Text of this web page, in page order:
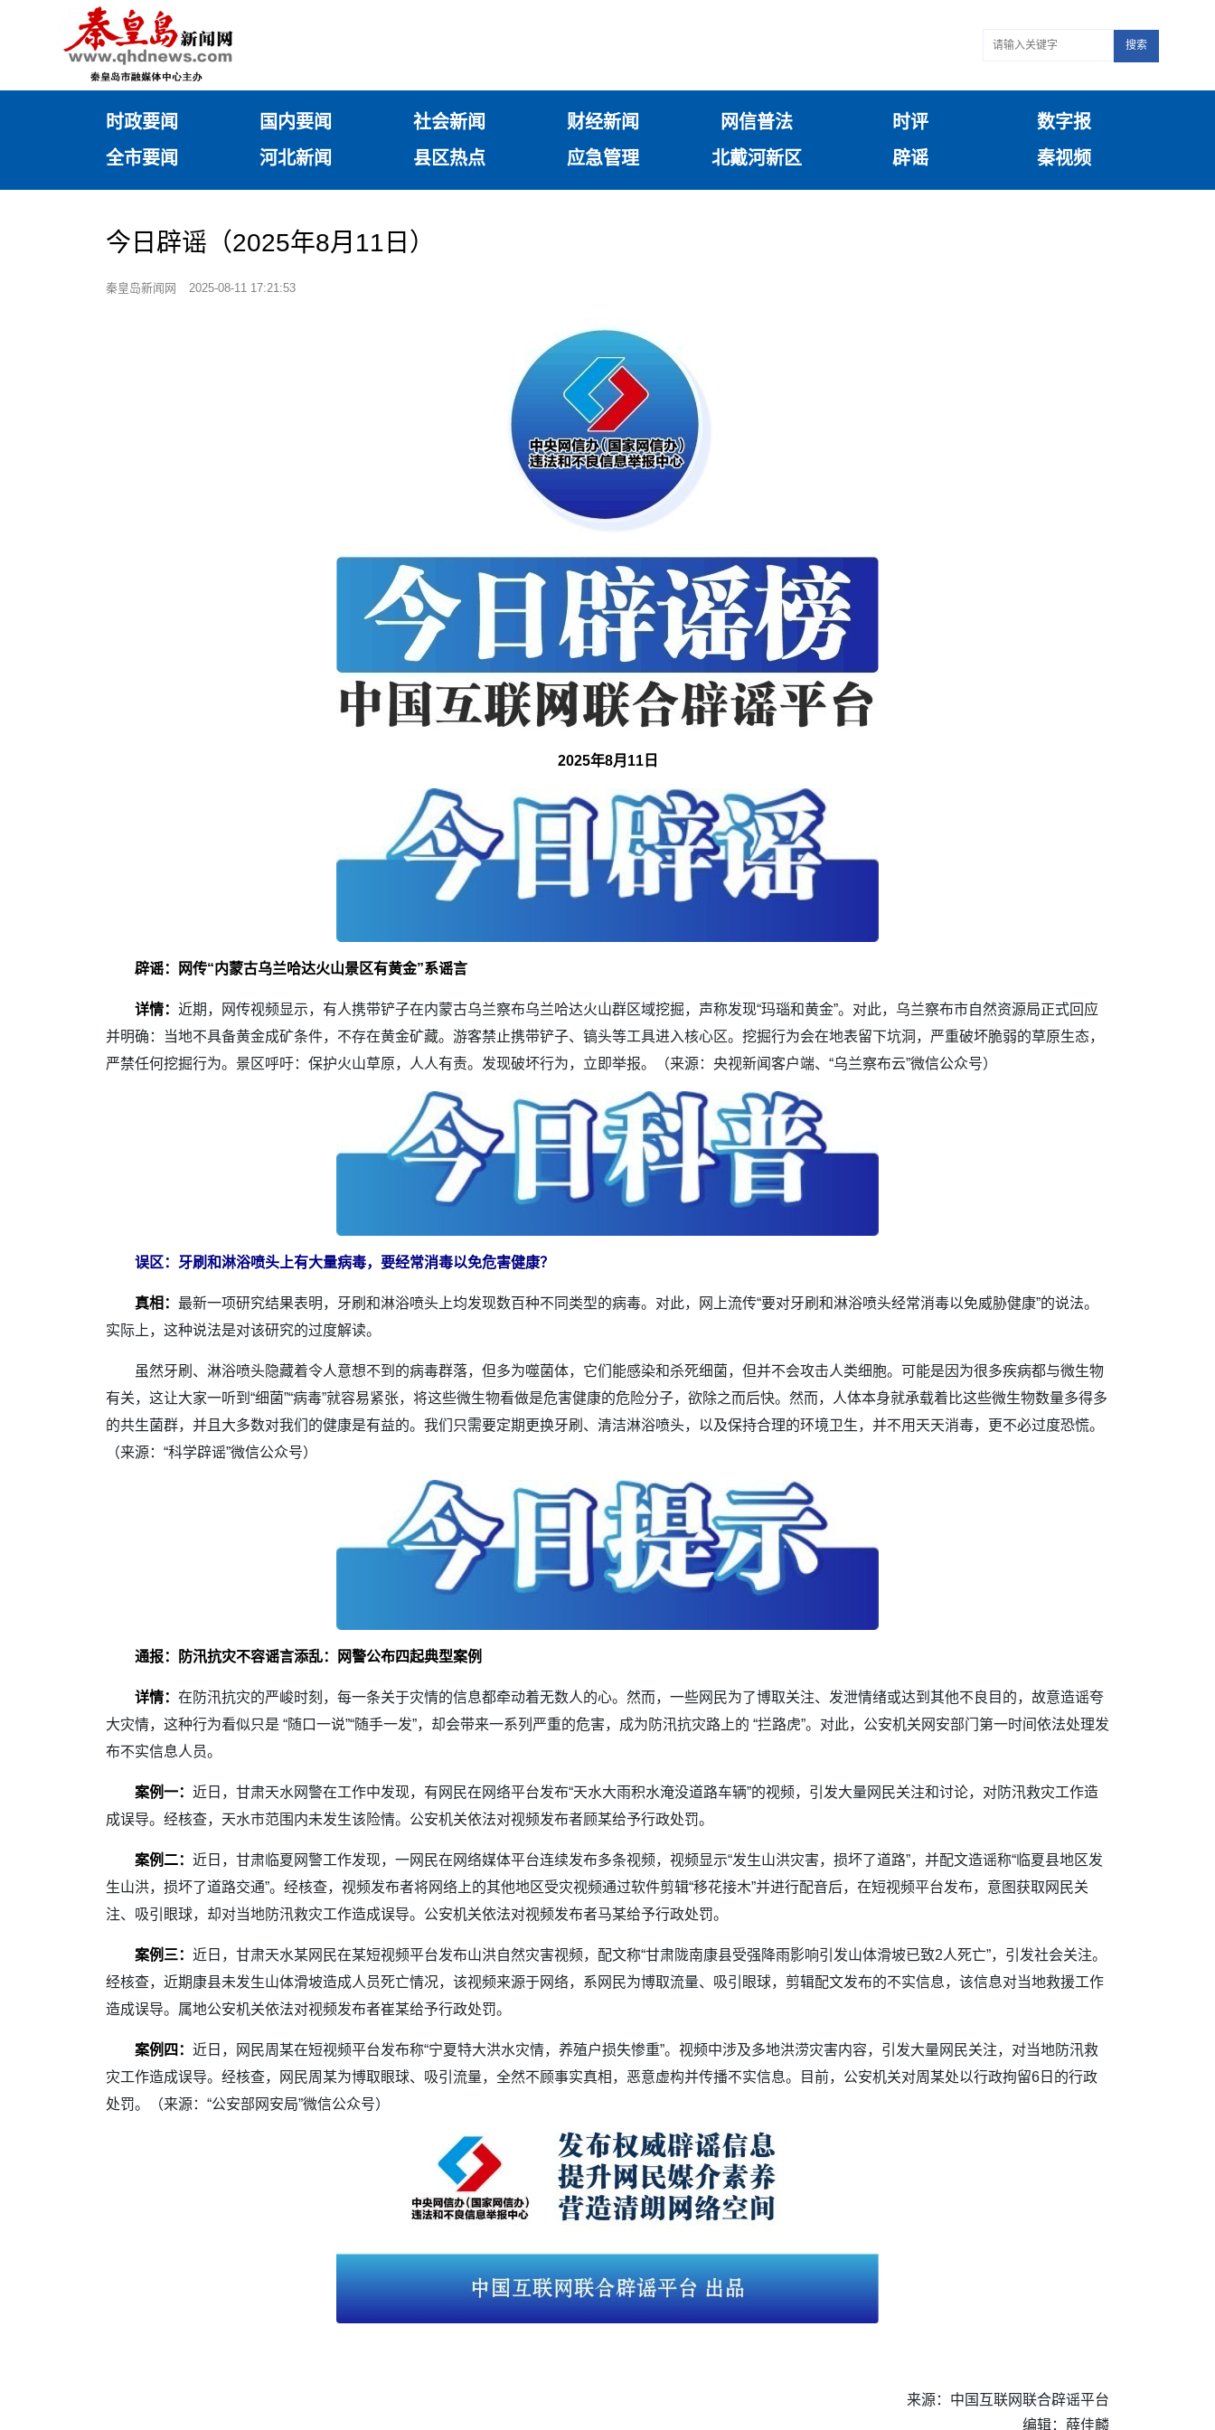
搜索
时政要闻 国内要闻 社会新闻 财经新闻 网信普法 时评
数字报
全市要闻
河北新闻 县区热点 应急管理 北戴河新区 辟谣 秦视频
今日辟谣（2025年8月11日）
秦皇岛新闻网 2025-08-11 17:21:53
2025年8月11日
辟谣：网传“内蒙古乌兰哈达火山景区有黄金”系谣言
详情： 近期，网传视频显示，有人携带铲子在内蒙古乌兰察布乌兰哈达火山群区域挖掘，声称发现“玛瑙和黄金”。对此，乌兰察布市自然资源局正式回应
并明确：当地不具备黄金成矿条件，不存在黄金矿藏。游客禁止携带铲子、镐头等工具进入核心区。挖掘行为会在地表留下坑洞，严重破坏脆弱的草原生态，
严禁任何挖掘行为。景区呼吁：保护火山草原，人人有责。发现破坏行为，立即举报。（来源：央视新闻客户端、“乌兰察布云”微信公众号）
误区：牙刷和淋浴喷头上有大量病毒，要经常消毒以免危害健康？
真相： 最新一项研究结果表明，牙刷和淋浴喷头上均发现数百种不同类型的病毒。对此，网上流传“要对牙刷和淋浴喷头经常消毒以免威胁健康”的说法。
实际上，这种说法是对该研究的过度解读。
虽然牙刷、淋浴喷头隐藏着令人意想不到的病毒群落，但多为噬菌体，它们能感染和杀死细菌，但并不会攻击人类细胞。可能是因为很多疾病都与微生物
有关，这让大家一听到“细菌”“病毒”就容易紧张，将这些微生物看做是危害健康的危险分子，欲除之而后快。然而，人体本身就承载着比这些微生物数量多得多
的共生菌群，并且大多数对我们的健康是有益的。我们只需要定期更换牙刷、清洁淋浴喷头，以及保持合理的环境卫生，并不用天天消毒，更不必过度恐慌。
（来源：“科学辟谣”微信公众号）
通报：防汛抗灾不容谣言添乱：网警公布四起典型案例
详情： 在防汛抗灾的严峻时刻，每一条关于灾情的信息都牵动着无数人的心。然而，一些网民为了博取关注、发泄情绪或达到其他不良目的，故意造谣夸
大灾情，这种行为看似只是 “随口一说”“随手一发”，却会带来一系列严重的危害，成为防汛抗灾路上的 “拦路虎”。对此，公安机关网安部门第一时间依法处理发
布不实信息人员。
案例一： 近日，甘肃天水网警在工作中发现，有网民在网络平台发布“天水大雨积水淹没道路车辆”的视频，引发大量网民关注和讨论，对防汛救灾工作造
成误导。经核查，天水市范围内未发生该险情。公安机关依法对视频发布者顾某给予行政处罚。
案例二： 近日，甘肃临夏网警工作发现，一网民在网络媒体平台连续发布多条视频，视频显示“发生山洪灾害，损坏了道路”，并配文造谣称“临夏县地区发
生山洪，损坏了道路交通”。经核查，视频发布者将网络上的其他地区受灾视频通过软件剪辑“移花接木”并进行配音后，在短视频平台发布，意图获取网民关
注、吸引眼球，却对当地防汛救灾工作造成误导。公安机关依法对视频发布者马某给予行政处罚。
案例三： 近日，甘肃天水某网民在某短视频平台发布山洪自然灾害视频，配文称“甘肃陇南康县受强降雨影响引发山体滑坡已致2人死亡”，引发社会关注。
经核查，近期康县未发生山体滑坡造成人员死亡情况，该视频来源于网络，系网民为博取流量、吸引眼球，剪辑配文发布的不实信息，该信息对当地救援工作
造成误导。属地公安机关依法对视频发布者崔某给予行政处罚。
案例四： 近日，网民周某在短视频平台发布称“宁夏特大洪水灾情，养殖户损失惨重”。视频中涉及多地洪涝灾害内容，引发大量网民关注，对当地防汛救
灾工作造成误导。经核查，网民周某为博取眼球、吸引流量，全然不顾事实真相，恶意虚构并传播不实信息。目前，公安机关对周某处以行政拘留6日的行政
处罚。（来源：“公安部网安局”微信公众号）
来源：中国互联网联合辟谣平台
编辑：薛佳麟